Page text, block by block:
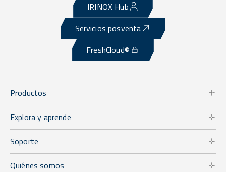
IRINOX Hub
Servicios posventa
FreshCloud®
Productos
Explora y aprende
Soporte
Quiénes somos